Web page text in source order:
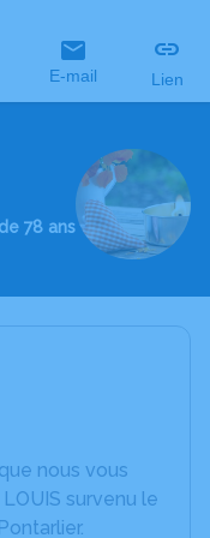
E-mail Lien
78 ans
nous vous
survenu le